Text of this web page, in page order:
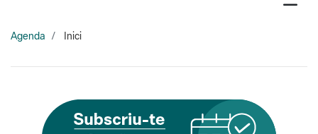
Agenda Inici